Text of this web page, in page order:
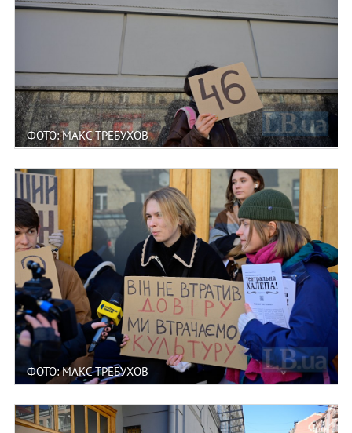
ФОТО: МАКС ТРЕБУХОВ
ФОТО: МАКС ТРЕБУХОВ